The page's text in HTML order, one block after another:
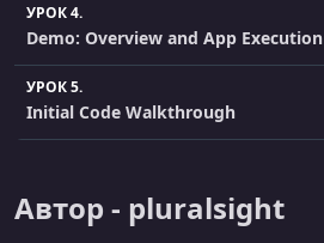
УРОК 4.
Demo: Overview and App Execution
УРОК 5.
Initial Code Walkthrough
Автор - pluralsight